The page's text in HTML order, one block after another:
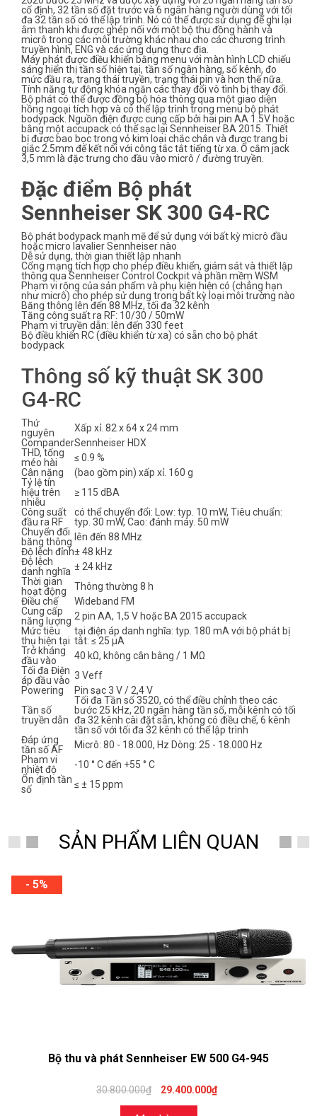
cố định, 32 tần số đặt trước và 6 ngân hàng người dùng với tối
đa 32 tần số có thể lập trình. Nó có thể được sử dụng để ghi lại
âm thanh khi được ghép nối với một bộ thu đồng hành và
micrô trong các môi trường khác nhau cho các chương trình
truyền hình, ENG và các ứng dụng thực địa.
Máy phát được điều khiển bằng menu với màn hình LCD chiếu
sáng hiển thị tần số hiện tại, tần số ngân hàng, số kênh, đo
mức đầu ra, trạng thái truyền, trạng thái pin và hơn thế nữa.
Tính năng tự động khóa ngăn các thay đổi vô tình bị thay đổi.
Bộ phát có thể được đồng bộ hóa thông qua một giao diện
hồng ngoại tích hợp và có thể lập trình trong menu bộ phát
bodypack. Nguồn điện được cung cấp bởi hai pin AA 1.5V hoặc
bằng một accupack có thể sạc lại Sennheiser BA 2015. Thiết
bị được bao bọc trong vỏ kim loại chắc chắn và được trang bị
giắc 2.5mm để kết nối với công tắc tắt tiếng từ xa. Ổ cắm jack
3,5 mm là đặc trưng cho đầu vào micrô / đường truyền.
Đặc điểm Bộ phát
Sennheiser SK 300 G4-RC
Bộ phát bodypack mạnh mẽ để sử dụng với bất kỳ micrô đầu
hoặc micro lavalier Sennheiser nào
Dễ sử dụng, thời gian thiết lập nhanh
Cổng mạng tích hợp cho phép điều khiển, giám sát và thiết lập
thông qua Sennheiser Control Cockpit và phần mềm WSM
Phạm vi rộng của sản phẩm và phụ kiện hiện có (chẳng hạn
như micrô) cho phép sử dụng trong bất kỳ loại môi trường nào
Băng thông lên đến 88 MHz, tối đa 32 kênh
Tăng công suất ra RF: 10/30 / 50mW
Phạm vi truyền dẫn: lên đến 330 feet
Bộ điều khiển RC (điều khiển từ xa) có sẵn cho bộ phát
bodypack
Thông số kỹ thuật SK 300
G4-RC
Thứ
nguyên
Xấp xỉ. 82 x 64 x 24 mm
CompanderSennheiser HDX
THD, tổng
méo hài
≤ 0.9 %
Cân nặng
(bao gồm pin) xấp xỉ. 160 g
Tỷ lệ tín
hiệu trên
nhiễu
≥ 115 dBA
Công suất
đầu ra RF
có thể chuyển đổi: Low: typ. 10 mW, Tiêu chuẩn:
typ. 30 mW, Cao: đánh máy. 50 mW
Chuyển đổi
băng thông lên đến 88 MHz
Độ lệch đỉnh± 48 kHz
Độ lệch
danh nghĩa ± 24 kHz
Thời gian
hoạt động
Thông thường 8 h
Điều chế
Wideband FM
Cung cấp
năng lượng 2 pin AA, 1,5 V hoặc BA 2015 accupack
Mức tiêu
thụ hiện tại
tại điện áp danh nghĩa: typ. 180 mA với bộ phát bị
tắt: ≤ 25 µA
Trở kháng
đầu vào
40 kΩ, không cân bằng / 1 MΩ
Tối đa Điện
áp đầu vào 3 Veff
Powering
Pin sạc 3 V / 2,4 V
Tần số
truyền dẫn
Tối đa Tần số 3520, có thể điều chỉnh theo các
bước 25 kHz, 20 ngân hàng tần số, mỗi kênh có tối
đa 32 kênh cài đặt sẵn, không có điều chế, 6 kênh
tần số với tối đa 32 kênh có thể lập trình
Đáp ứng
tần số AF
Micrô: 80 - 18.000, Hz Dòng: 25 - 18.000 Hz
Phạm vi
nhiệt độ
-10 ° C đến +55 ° C
Ổn định tần
số
≤ ± 15 ppm
SẢN PHẨM LIÊN QUAN
- 5%
Bộ thu và phát Sennheiser EW 500 G4-945
30.800.000₫ 29.400.000₫